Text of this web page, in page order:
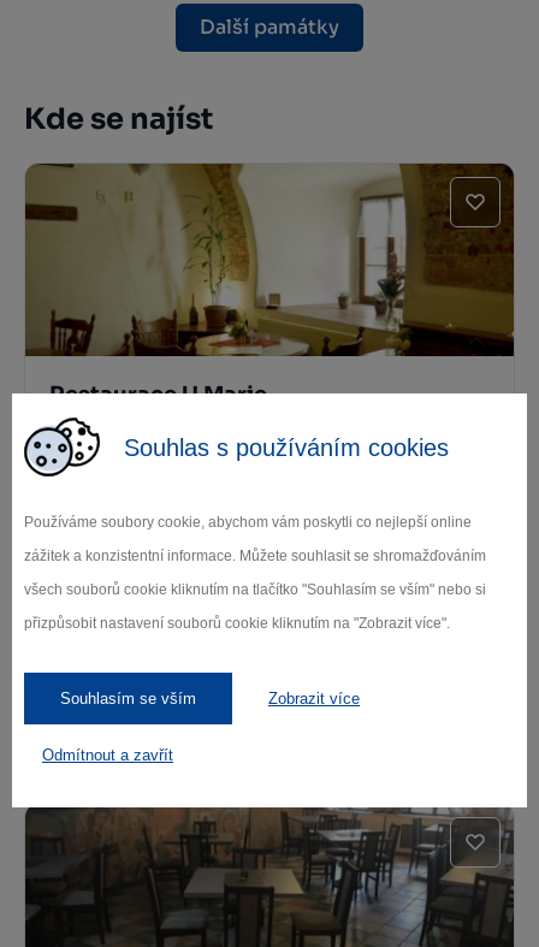
Souhlas s používáním cookies
Používáme soubory cookie, abychom vám poskytli co nejlepší online
zážitek a konzistentní informace. Můžete souhlasit se shromažďováním
všech souborů cookie kliknutím na tlačítko "Souhlasím se vším" nebo si
přizpůsobit nastavení souborů cookie kliknutím na "Zobrazit více".
Souhlasím se vším Zobrazit více
Odmítnout a zavřít
Další památky
Kde se najíst
Restaurace U Marie
Jihlava
Hradební restaurace U Hranatý Koule
Jihlava